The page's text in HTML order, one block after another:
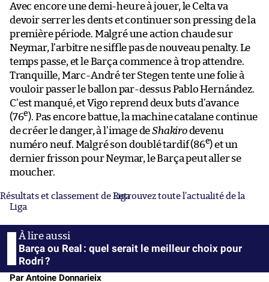
Avec encore une demi-heure à jouer, le Celta va
devoir serrer les dents et continuer son pressing de la
première période. Malgré une action chaude sur
Neymar, l’arbitre ne siffle pas de nouveau penalty. Le
temps passe, et le Barça commence à trop attendre.
Tranquille, Marc-André ter Stegen tente une folie à
vouloir passer le ballon par-dessus Pablo Hernández.
C’est manqué, et Vigo reprend deux buts d’avance
(76e). Pas encore battue, la machine catalane continue
de créer le danger, à l’image deShakirodevenu
numéro neuf. Malgré son doublé tardif (86e) et un
dernier frisson pour Neymar, le Barça peut aller se
moucher.
Résultats et classement de LigaRetrouvez toute l’actualité de la
Liga
Barça ou Real : quel serait le meilleur choix pour
Rodri ?
Par Antoine Donnarieix